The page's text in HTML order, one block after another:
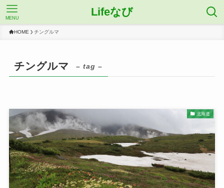
Lifeなび
MENU
HOME チングルマ
チングルマ – tag –
北海道